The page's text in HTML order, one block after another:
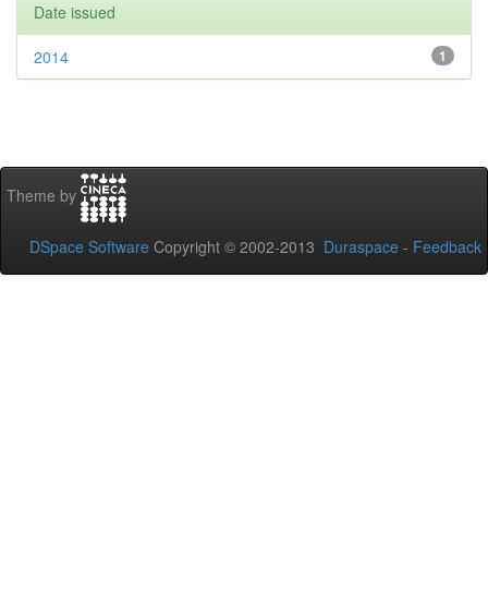
Date issued
1
2014
Theme by
DSpace Software Copyright © 2002-2013 Duraspace - Feedback